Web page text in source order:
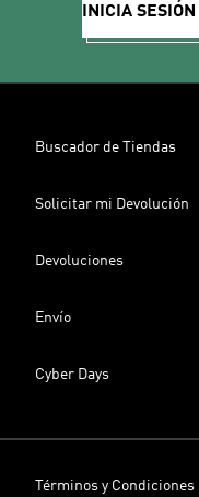
INICIA
Buscador de Tiendas
Solicitar mi Devolución
Devoluciones
Envío
Cyber Days
Términos y Condiciones